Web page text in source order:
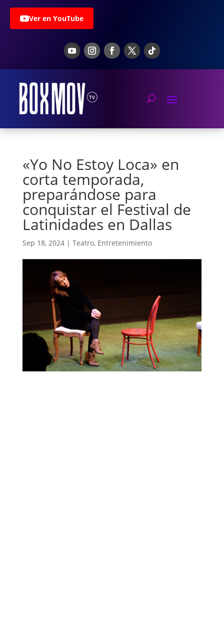
Ver en YouTube
«Yo No Estoy Loca» en
corta temporada,
preparándose para
conquistar el Festival de
Latinidades en Dallas
Sep 18, 2024| Teatro, Entretenimiento